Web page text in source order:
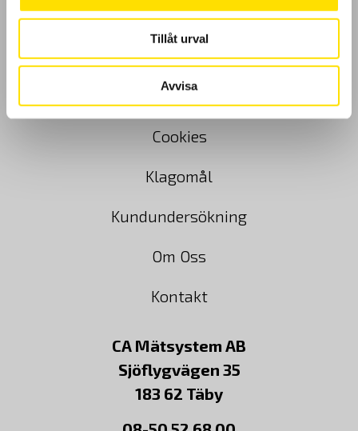
Tillåt urval
Avvisa
GDPR
Köpvillkor
Cookies
Klagomål
Kundundersökning
Om Oss
Kontakt
CA Mätsystem AB
Sjöflygvägen 35
183 62 Täby